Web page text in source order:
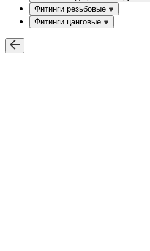
Фитинги резьбовые
Фитинги цанговые